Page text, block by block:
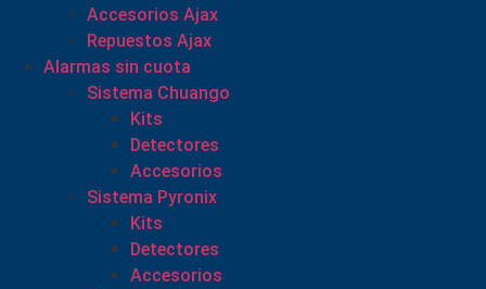
Accesorios Ajax
Repuestos Ajax
Alarmas sin cuota
Sistema Chuango
Kits
Detectores
Accesorios
Sistema Pyronix
Kits
Detectores
Accesorios